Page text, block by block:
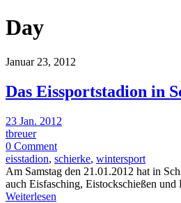
Day
Januar 23, 2012
Das Eissportstadion in
23 Jan. 2012
tbreuer
0 Comment
eisstadion, schierke, wintersport
Am Samstag den 21.01.2012 hat in
auch Eisfasching, Eistockschießen und
Weiterlesen